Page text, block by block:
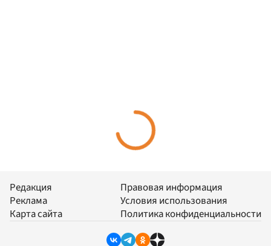
Редакция
Реклама
Карта сайта
Правовая информация
Условия использования
Политика конфиденциальности